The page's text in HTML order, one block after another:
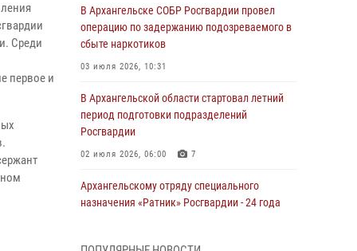
Среди
первое и
В Архангельске СОБР Росгвардии провел
операцию по задержанию подозреваемого в
сбыте наркотиков
03 июля 2026, 10:31
В Архангельской области стартовал летний
период подготовки подразделений
Росгвардии
02 июля 2026, 06:00 7
Архангельскому отряду специального
назначения «Ратник» Росгвардии - 24 года